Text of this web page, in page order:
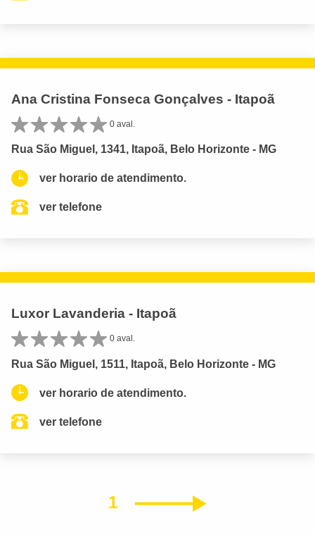
Ana Cristina Fonseca Gonçalves - Itapoã
0 aval.
Rua São Miguel, 1341, Itapoã, Belo Horizonte - MG
ver horario de atendimento.
ver telefone
Luxor Lavanderia - Itapoã
0 aval.
Rua São Miguel, 1511, Itapoã, Belo Horizonte - MG
ver horario de atendimento.
ver telefone
1 Próximo